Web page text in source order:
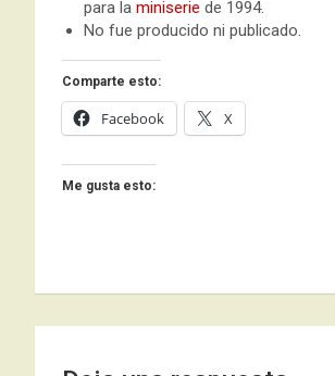
para la miniserie de 1994.
No fue producido ni publicado.
Comparte esto:
Facebook X
Me gusta esto: